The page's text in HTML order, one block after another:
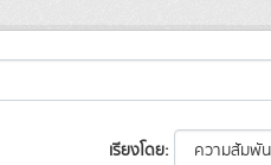
เรียงโดย